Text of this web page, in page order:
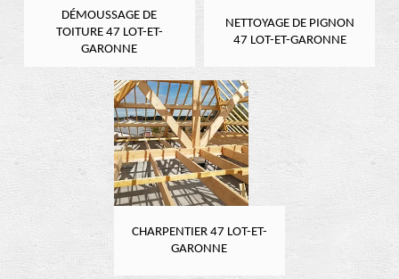
DÉMOUSSAGE DE
TOITURE 47 LOT-ET-
GARONNE
NETTOYAGE DE PIGNON
47 LOT-ET-GARONNE
CHARPENTIER 47 LOT-ET-
GARONNE